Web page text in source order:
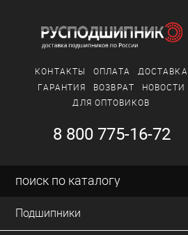
КОНТАКТЫ ОПЛАТА
ДОСТАВКА
ГАРАНТИЯ
ВОЗВРАТ
НОВОСТИ
ДЛЯ ОПТОВИКОВ
8 800 775-16-72
поиск по каталогу
Подшипники